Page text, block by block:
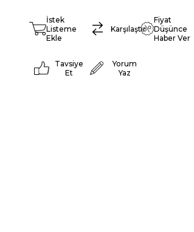
İstek
Listeme
Ekle
Karşılaştır
Fiyat
Düşünce
Haber Ver
Tavsiye
Et
Yorum
Yaz